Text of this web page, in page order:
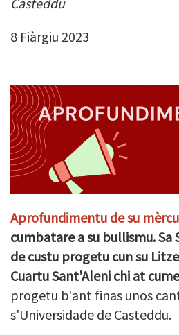
8 Fiàrgiu 2023
Aprofundimentu de su
cumbatare a su bullismu. Sa
de custu progetu cun su
Cuartu Sant'Aleni chi at
progetu b'ant finas unos
s'Universidade de Casteddu.